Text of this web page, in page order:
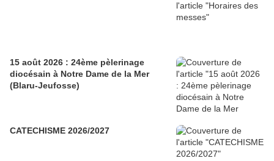
15 août 2026 : 24ème pèlerinage
diocésain à Notre Dame de la Mer
(Blaru-Jeufosse)
CATECHISME 2026/2027